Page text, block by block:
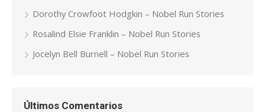
Dorothy Crowfoot Hodgkin – Nobel Run Stories
Rosalind Elsie Franklin – Nobel Run Stories
Jocelyn Bell Burnell – Nobel Run Stories
Últimos Comentarios